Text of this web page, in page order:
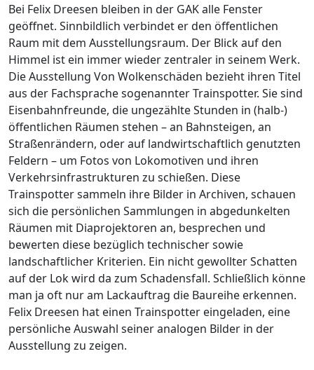
Bei Felix Dreesen bleiben in der GAK alle Fenster
geöffnet. Sinnbildlich verbindet er den öffentlichen
Raum mit dem Ausstellungsraum. Der Blick auf den
Himmel ist ein immer wieder zentraler in seinem Werk.
Die Ausstellung Von Wolkenschäden bezieht ihren Titel
aus der Fachsprache sogenannter Trainspotter. Sie sind
Eisenbahnfreunde, die ungezählte Stunden in (halb-)
öffentlichen Räumen stehen – an Bahnsteigen, an
Straßenrändern, oder auf landwirtschaftlich genutzten
Feldern – um Fotos von Lokomotiven und ihren
Verkehrsinfrastrukturen zu schießen. Diese
Trainspotter sammeln ihre Bilder in Archiven, schauen
sich die persönlichen Sammlungen in abgedunkelten
Räumen mit Diaprojektoren an, besprechen und
bewerten diese bezüglich technischer sowie
landschaftlicher Kriterien. Ein nicht gewollter Schatten
auf der Lok wird da zum Schadensfall. Schließlich könne
man ja oft nur am Lackauftrag die Baureihe erkennen.
Felix Dreesen hat einen Trainspotter eingeladen, eine
persönliche Auswahl seiner analogen Bilder in der
Ausstellung zu zeigen.